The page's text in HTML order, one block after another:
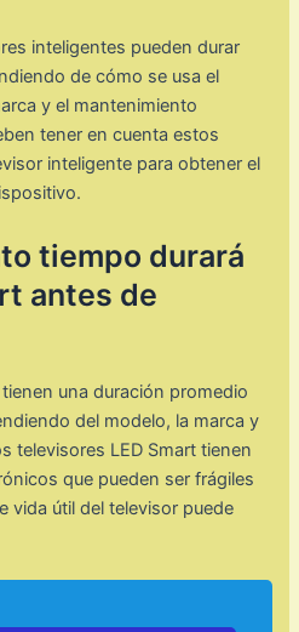
inteligentes pueden durar
de cómo se usa el
y el mantenimiento
tener en cuenta estos
inteligente para obtener el
tiempo durará
antes de
una duración promedio
del modelo, la marca y
televisores LED Smart tienen
que pueden ser frágiles
vida útil del televisor puede